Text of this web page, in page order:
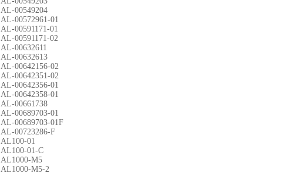
AL-00549204
AL-00572961-01
AL-00591171-01
AL-00591171-02
AL-00632611
AL-00632613
AL-00642156-02
AL-00642351-02
AL-00642356-01
AL-00642358-01
AL-00661738
AL-00689703-01
AL-00689703-01F
AL-00723286-F
AL100-01
AL100-01-C
AL1000-M5
AL1000-M5-2